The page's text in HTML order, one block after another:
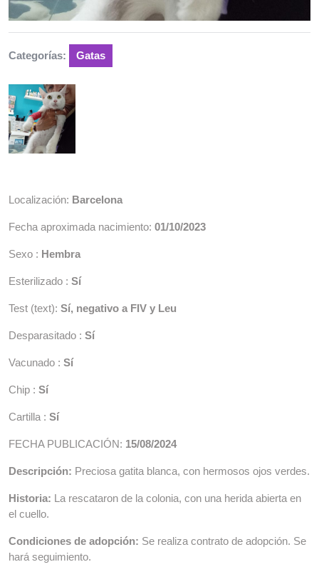
Categorías: Gatas
Localización: Barcelona
Fecha aproximada nacimiento: 01/10/2023
Sexo : Hembra
Esterilizado : Sí
Test (text): Sí, negativo a FIV y Leu
Desparasitado : Sí
Vacunado : Sí
Chip : Sí
Cartilla : Sí
FECHA PUBLICACIÓN: 15/08/2024
Descripción: Preciosa gatita blanca, con hermosos ojos verdes.
Historia: La rescataron de la colonia, con una herida abierta en
el cuello.
Condiciones de adopción: Se realiza contrato de adopción. Se
hará seguimiento.